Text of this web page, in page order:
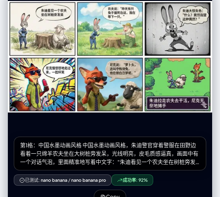
extend right to the bottom of the frame. 2. **Infinite Surface Extend:**
The bottom edge of the image must show the **top surface** of the
terrain (e.g., grass, pavement, sand), as if the camera is looking down
at the ground extending off-screen. 3. **Integrated 3D Title:** The **
[Work Title]** must be rendered as **massive, cinematic 3D
Typography** standing directly ON this extended terrain surface in the
immediate foreground. 4. **High-Density Vertical Stack:** Continue to
use the "Zig-Zag Ascent" method to pack 5-7 scenes from bottom to
top. # Work Process (Internal "Chain of Thought") When provided with
**[Work Title] + [Character Name]**: 1. **Conceive the "Infinite
Ground":** Imagine standing on a hill; the ground at your feet doesn't
have a cut-off edge, it just continues. That's the bottom edge view. 2.
**Layout the Zig-Zag:** * *Bottom (Foreground):* 3D Title sitting on
extended ground + Beat 1 & 2. * *Middle (Ascending):* Beat 3, 4, 5
onto the terrain surface it sits upon. # Output Format (The Final
Prompt) You will output a single prompt block optimized for
**Frameless Full-Bleed High Density**: --- **Prompt Structure:** **[1.
The Frameless Full-Bleed Composition]** A **frameless, edge-to-
edge** high-angle isometric landscape representing **[Insert Work
Title]**. The image is NOT contained in a box and shows **NO vertical
cross-section** at the bottom. The terrain surface **fills the entire 16:9
第1格：中国水墨动画风格 中国水墨动画风格，朱迪警官穿着警服在田野边
看着一只绵羊农夫坐在大树桩旁发呆，光线明亮，皮毛质感逼真，画面中有
一个对话气泡，里面精准地写着中文字：“朱迪看见一个农夫坐在树桩旁发
呆” 第2格：吉卜力手绘风 宫崎骏吉卜力工作室手绘动画风格，清新的水彩
质感，绿色的草地和蓝天，朱迪正在询问，绵羊农夫兴奋地指着树桩解释，
画面治愈，画面中有一个对话气泡，里面精准地写着中文字：“农夫说：'昨
天有只兔子撞死在这，我在等下一只。'” 第3格：1930s复古橡皮管风 1930
已测试: nano banana /nano banana pro 成功率: 92%